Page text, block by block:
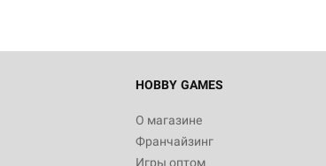
HOBBY GAMES
О магазине
Франчайзинг
Игры оптом